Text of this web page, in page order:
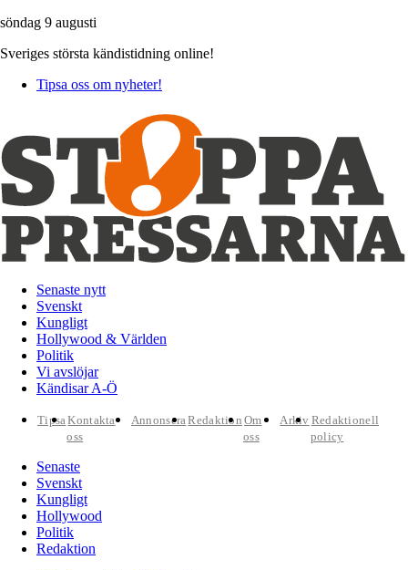
söndag 9 augusti
Sveriges största kändistidning online!
Tipsa oss om nyheter!
Senaste nytt
Svenskt
Kungligt
Hollywood & Världen
Politik
Vi avslöjar
Kändisar A-Ö
TipsaKontakta
oss
AnnonseraRedaktion Om
oss
Arkiv Redaktionell
policy
Senaste
Svenskt
Kungligt
Hollywood
Politik
Redaktion